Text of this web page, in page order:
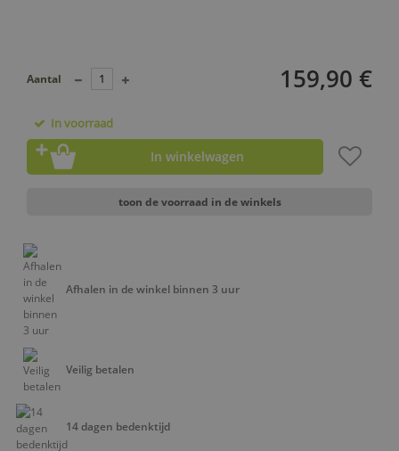
159,90 €
Aantal
In voorraad
In winkelwagen
toon de voorraad in de winkels
Afhalen in de winkel binnen 3 uur
Veilig betalen
14 dagen bedenktijd